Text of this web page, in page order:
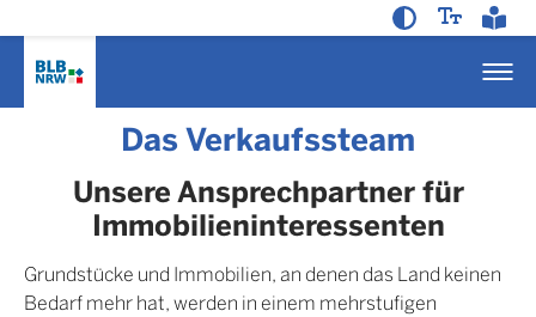
Das Verkaufssteam
Unsere Ansprechpartner für
Immobilieninteressenten
Grundstücke und Immobilien, an denen das Land keinen
Bedarf mehr hat, werden in einem mehrstufigen